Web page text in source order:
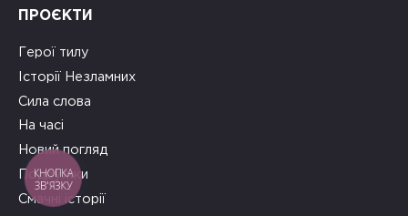
ПРОЄКТИ
Герої тилу
Історії Незламних
Сила слова
На часі
Новий погляд
Подружки
Смачні історії
КНОПКА
ЗВ'ЯЗКУ